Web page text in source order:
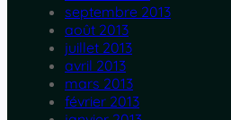
septembre 2013
août 2013
juillet 2013
avril 2013
mars 2013
février 2013